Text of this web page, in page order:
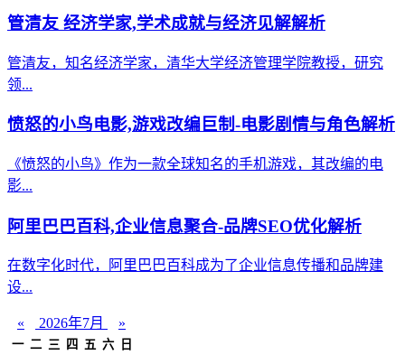
管清友 经济学家,学术成就与经济见解解析
管清友，知名经济学家，清华大学经济管理学院教授，研究
领...
愤怒的小鸟电影,游戏改编巨制-电影剧情与角色解析
《愤怒的小鸟》作为一款全球知名的手机游戏，其改编的电
影...
阿里巴巴百科,企业信息聚合-品牌SEO优化解析
在数字化时代，阿里巴巴百科成为了企业信息传播和品牌建
设...
« 2026年7月 »
一 二 三 四 五 六 日